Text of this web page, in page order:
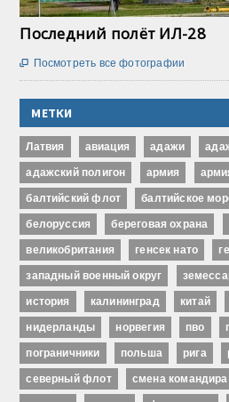
Последний полёт ИЛ-28
 Посмотреть все фотографии
МЕТКИ
Латвия авиация адажи
адажский полигон армия
балтийский флот балтийское
белоруссия береговая охрана
великобритания генсек нато
западный военный округ
история калининград китай
нидерланды норвегия пво
пограничники польша рига
северный флот смена командира